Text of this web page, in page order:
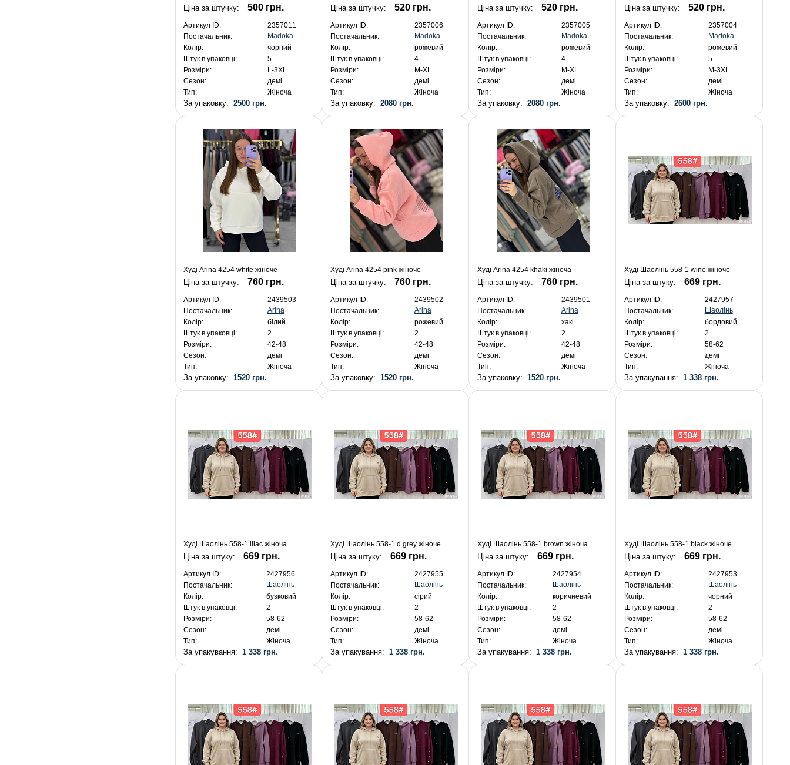
Ціна за штучку: 500 грн.
Артикул ID:
2357011
Постачальник:
Madoka
Колір:
чорний
Штук в упаковці:
5
Розміри:
L-3XL
Сезон:
демі
Тип:
Жіноча
За упаковку:2500 грн.
Ціна за штучку: 520 грн.
Артикул ID:
2357006
Постачальник:
Madoka
Колір:
рожевий
Штук в упаковці:
4
Розміри:
M-XL
Сезон:
демі
Тип:
Жіноча
За упаковку: 2080 грн.
Ціна за штучку: 520 грн.
Артикул ID:
2357005
Постачальник:
Madoka
Колір:
рожевий
Штук в упаковці:
4
Розміри:
M-XL
Сезон:
демі
Тип:
Жіноча
За упаковку: 2080 грн.
Ціна за штучку: 520 грн.
Артикул ID:
2357004
Постачальник:
Madoka
Колір:
рожевий
Штук в упаковці:
5
Розміри:
M-3XL
Сезон:
демі
Тип:
Жіноча
За упаковку: 2600 грн.
Худі Arina 4254 white жіноче
Ціна за штучку: 760 грн.
Артикул ID:
2439503
Постачальник:
Arina
Колір:
білий
Штук в упаковці:
2
Розміри:
42-48
Сезон:
демі
Тип:
Жіноча
За упаковку:1520 грн.
Худі Arina 4254 pink жіноче
Ціна за штучку: 760 грн.
Артикул ID:
2439502
Постачальник:
Arina
Колір:
рожевий
Штук в упаковці:
2
Розміри:
42-48
Сезон:
демі
Тип:
Жіноча
За упаковку: 1520 грн.
Худі Arina 4254 khaki жіноча
Ціна за штучку: 760 грн.
Артикул ID:
2439501
Постачальник:
Arina
Колір:
хакі
Штук в упаковці:
2
Розміри:
42-48
Сезон:
демі
Тип:
Жіноча
За упаковку: 1520 грн.
Худі Шаолінь 558-1 wine жіноче
Ціна за штуку: 669 грн.
Артикул ID:
2427957
Постачальник:
Шаолінь
Колір:
бордовий
Штук в упаковці:
2
Розміри:
58-62
Сезон:
демі
Тип:
Жіноча
За упакування: 1 338 грн.
Худі Шаолінь 558-1 lilac жіноча
Ціна за штуку: 669 грн.
Артикул ID:
2427956
Постачальник:
Шаолінь
Колір:
бузковий
Штук в упаковці:
2
Розміри:
58-62
Сезон:
демі
Тип:
Жіноча
За упакування:1 338 грн.
Худі Шаолінь 558-1 d.grey жіноче
Ціна за штуку: 669 грн.
Артикул ID:
2427955
Постачальник:
Шаолінь
Колір:
сірий
Штук в упаковці:
2
Розміри:
58-62
Сезон:
демі
Тип:
Жіноча
За упакування: 1 338 грн.
Худі Шаолінь 558-1 brown жіноча
Ціна за штуку: 669 грн.
Артикул ID:
2427954
Постачальник:
Шаолінь
Колір:
коричневий
Штук в упаковці:
2
Розміри:
58-62
Сезон:
демі
Тип:
Жіноча
За упакування: 1 338 грн.
Худі Шаолінь 558-1 black жіноче
Ціна за штуку: 669 грн.
Артикул ID:
2427953
Постачальник:
Шаолінь
Колір:
чорний
Штук в упаковці:
2
Розміри:
58-62
Сезон:
демі
Тип:
Жіноча
За упакування: 1 338 грн.